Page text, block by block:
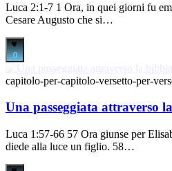
Luca 2:1-7 1 Ora, in quei giorni fu
Cesare Augusto che si…
0
capitolo-per-capitolo-versetto-per-
Una passeggiata attraverso
Luca 1:57-66 57 Ora giunse per
diede alla luce un figlio. 58…